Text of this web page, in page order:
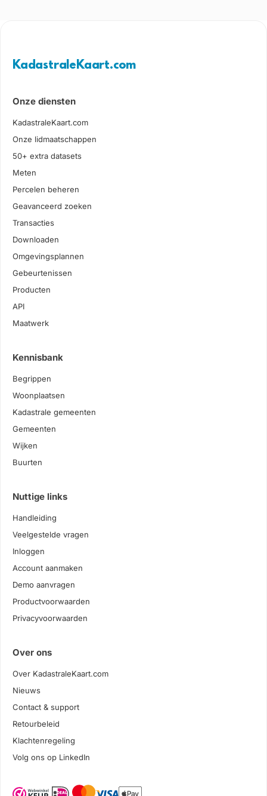
KadastraleKaart.com
Onze diensten
KadastraleKaart.com
Onze lidmaatschappen
50+ extra datasets
Meten
Percelen beheren
Geavanceerd zoeken
Transacties
Downloaden
Omgevingsplannen
Gebeurtenissen
Producten
API
Maatwerk
Kennisbank
Begrippen
Woonplaatsen
Kadastrale gemeenten
Gemeenten
Wijken
Buurten
Nuttige links
Handleiding
Veelgestelde vragen
Inloggen
Account aanmaken
Demo aanvragen
Productvoorwaarden
Privacyvoorwaarden
Over ons
Over KadastraleKaart.com
Nieuws
Contact & support
Retourbeleid
Klachtenregeling
Volg ons op LinkedIn